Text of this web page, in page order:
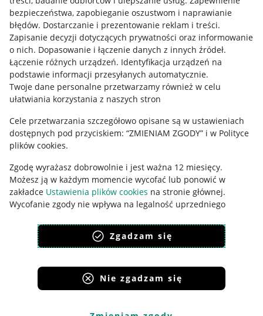
bezpieczeństwa, zapobieganie oszustwom i naprawianie
błędów. Dostarczanie i prezentowanie reklam i treści.
Zapisanie decyzji dotyczących prywatności oraz informowanie
o nich. Dopasowanie i łączenie danych z innych źródeł.
Łączenie różnych urządzeń. Identyfikacja urządzeń na
podstawie informacji przesyłanych automatycznie.
Twoje dane personalne przetwarzamy również w celu
ułatwiania korzystania z naszych stron
Cele przetwarzania szczegółowo opisane są w ustawieniach
dostępnych pod przyciskiem: “ZMIENIAM ZGODY” i w Polityce
plików cookies.
Zgodę wyrażasz dobrowolnie i jest ważna 12 miesięcy.
Możesz ją w każdym momencie wycofać lub ponowić w
zakładce Ustawienia plików cookies na stronie głównej.
Wycofanie zgody nie wpływa na legalność uprzedniego
polityka plików cookies
polityka ochrony prywatności
Zgadzam się
Nie zgadzam się
Regulamin
Polityka plików "cookies"
Ustawienia plików "cookies"
Udostępnianie lokalizacji
Pobierz aplikację
Korzystanie z serwisu oznacza akceptacjęregulaminu